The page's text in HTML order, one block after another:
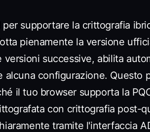
supportare la crittografia
pienamente la versione
versioni successive, abilita
configurazione. Questo
il tuo browser supporta la
con crittografia post-
tramite l'interfaccia